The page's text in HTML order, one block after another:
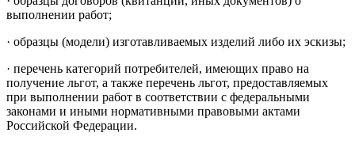
выполнении работ;
· образцы (модели) изготавливаемых изделий либо их эскизы;
· перечень категорий потребителей, имеющих право на
получение льгот, а также перечень льгот, предоставляемых
при выполнении работ в соответствии с федеральными
законами и иными нормативными правовыми актами
Российской Федерации.